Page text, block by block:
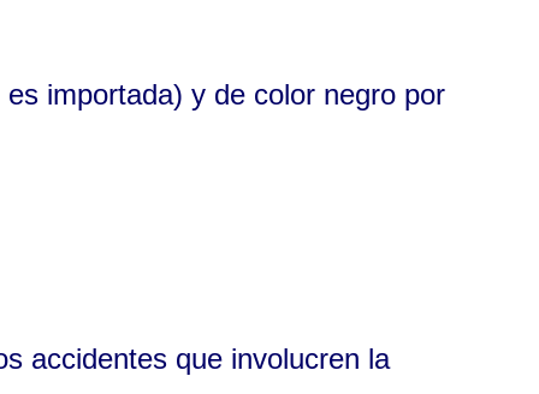
importada) y de color negro por
accidentes que involucren la